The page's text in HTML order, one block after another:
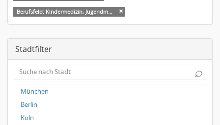
Berufsfeld: Kindermedizin, Jugendmedizin
Stadtfilter
⌕
München
Berlin
Köln